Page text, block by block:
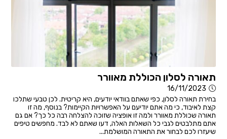
תאורה לסלון הכוללת מאוורר
16/11/2023
בחירת תאורה לסלון, כפי שאתם בוודאי יודעים, היא קריטית. לכן טבעי שתלכו
קצת לאיבוד, כי מה אתם יודיעם על האפשרויות הקיימות? בנוסף, מה זו
תאורה שכוללת מאוורר ולמה זו אופציה שזוכה להצלחה רבה כל כך? אם גם
אתם מתלבטים לגבי כל השאלות האלה, דעו שאתם לא לבד. מחפשים טיפים
שיעזרו לכם לבחור את התאורה המושלמת...